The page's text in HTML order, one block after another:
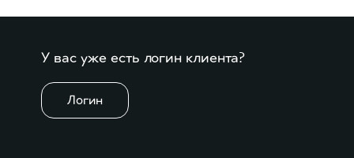
У вас уже есть логин клиента?
Логин